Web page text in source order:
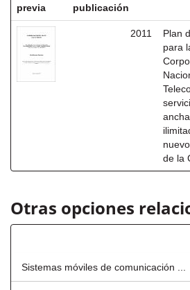
previa
publicación
2011
Plan
para
de la
Otras opciones
Sistemas móviles de comunicación ...